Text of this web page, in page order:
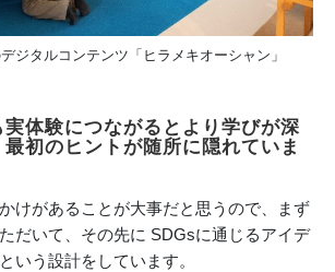
ジタルコンテンツ「ヒラメキオーシャン」
体験につながるとより学びが深
最初のヒントが随所に隠れていま
けがあることが大事だと思うので、まず
だいて、その先に SDGsに通じるアイデ
いう設計をしています。